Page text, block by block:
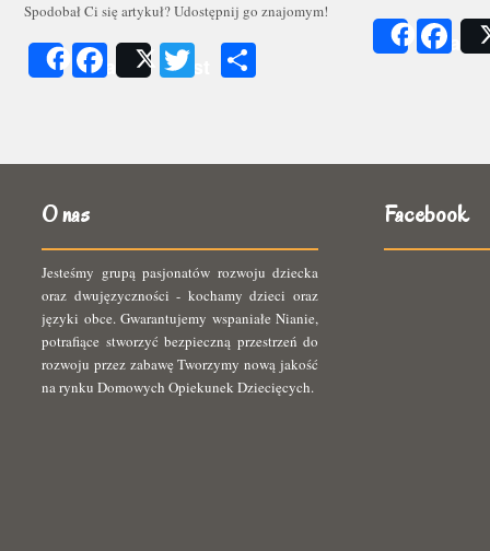
Spodobał Ci się artykuł? Udostępnij go znajomym!
ShareFacebook
Post Twitter Share
O nas
Jesteśmy grupą pasjonatów rozwoju dziecka
oraz dwujęzyczności - kochamy dzieci oraz
języki obce. Gwarantujemy wspaniałe Nianie,
potrafiące stworzyć bezpieczną przestrzeń do
rozwoju przez zabawę Tworzymy nową jakość
na rynku Domowych Opiekunek Dziecięcych.
Facebook